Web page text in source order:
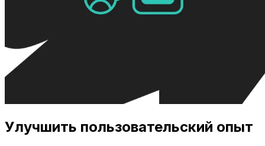
Улучшить пользовательский опыт